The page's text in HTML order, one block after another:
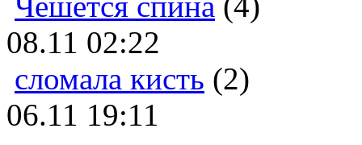
08.11 02:22
сломала кисть (2)
06.11 19:11